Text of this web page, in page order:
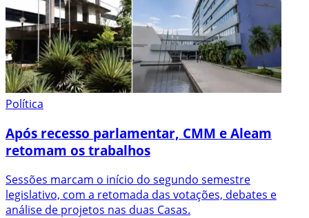
Política
Após recesso parlamentar, CMM e Aleam
retomam os trabalhos
Sessões marcam o início do segundo semestre
legislativo, com a retomada das votações, debates e
análise de projetos nas duas Casas.